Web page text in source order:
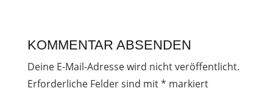
KOMMENTAR ABSENDEN
Deine E-Mail-Adresse wird nicht veröffentlicht.
Erforderliche Felder sind mit* markiert